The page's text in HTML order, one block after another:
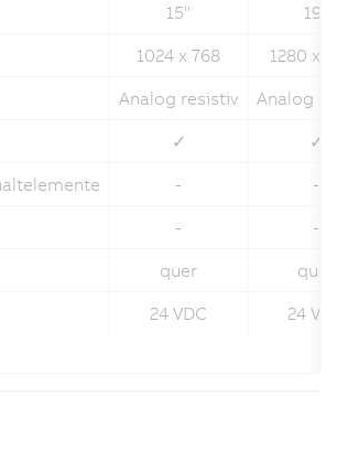
15''
19"
1024 x 768
1280 x
Analog resistiv
Analog
✓
✓
-
-
-
-
quer
quer
24 VDC 24